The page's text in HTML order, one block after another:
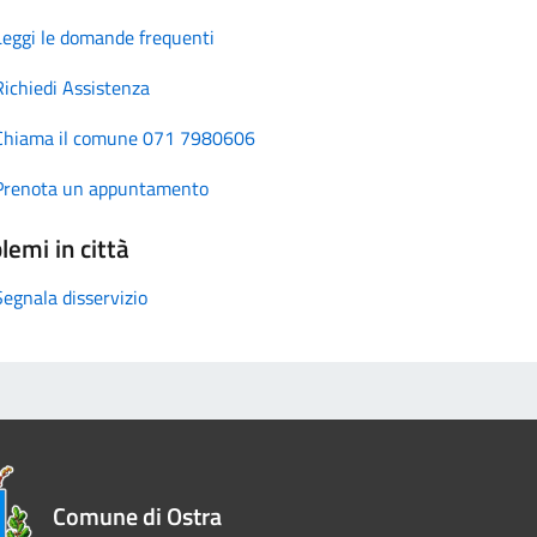
le domande frequenti
Assistenza
il comune 071 7980606
un appuntamento
in città
disservizio
Comune di Ostra